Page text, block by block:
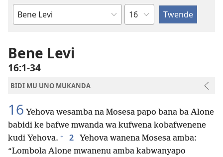
Mukanda
mu
Bible
Shapita
Bene Levi
16:1-34
BIDI MU UNO MUKANDA
16 Yehova wesamba na Mosesa papo bana ba Alone
babidi ke bafwe mwanda wa kufwena kobafwenene
kudi Yehova. + 2
Yehova wanena Mosesa amba:
“Lombola Alone mwanenu amba kabwanyapo